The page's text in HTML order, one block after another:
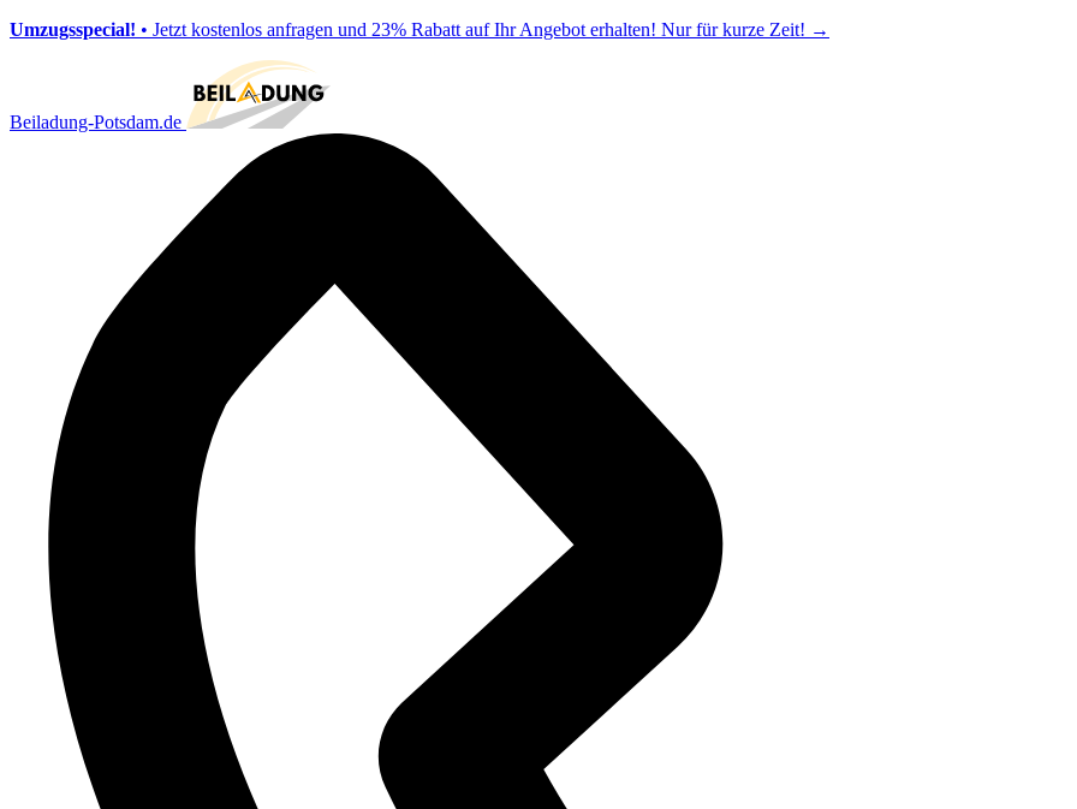
Umzugsspecial! • Jetzt kostenlos anfragen und 23% Rabatt auf Ihr Angebot erhalten! Nur für kurze Zeit! →
Beiladung-Potsdam.de